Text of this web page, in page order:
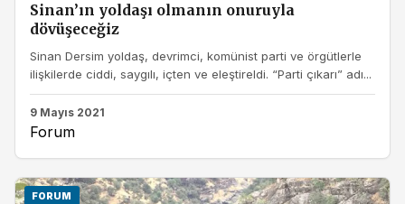
Sinan’ın yoldaşı olmanın onuruyla
dövüşeceğiz
Sinan Dersim yoldaş, devrimci, komünist parti ve örgütlerle
ilişkilerde ciddi, saygılı, içten ve eleştireldi. “Parti çıkarı” adı...
9 Mayıs 2021
Forum
FORUM